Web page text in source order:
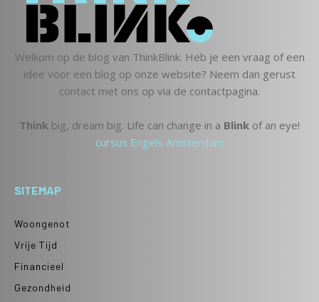
Welkom op de blog van ThinkBlink. Heb je een vraag of een
idee voor een blog op onze website? Neem dan gerust
contact met ons op via de contactpagina.
Think big, dream big. Life can change in a Blink of an eye!
cursus Engels Amsterdam
SITEMAP
Woongenot
Vrije Tijd
Financieel
Gezondheid